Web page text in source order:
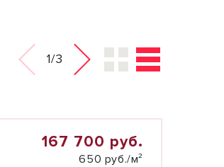
1/3
167 700 руб.
650 руб./м²